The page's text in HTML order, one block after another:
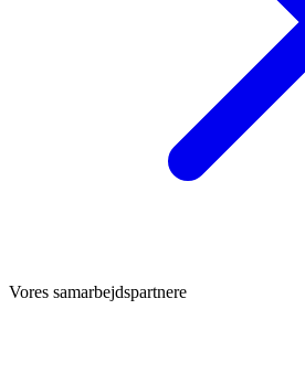
Vores samarbejdspartnere